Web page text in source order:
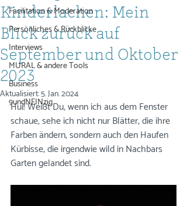
Facilitation & Moderation
Persönliches & Rückblicke
Interviews
MURAL & andere Tools
Business
9undNEINzig
Kinderlachen: Mein
Blick zurück auf
September und Oktober
2023
Aktualisiert:5. Jan. 2024
Hui! Weißt Du, wenn ich aus dem Fenster
schaue, sehe ich nicht nur Blätter, die ihre
Farben ändern, sondern auch den Haufen
Kürbisse, die irgendwie wild in Nachbars
Garten gelandet sind.